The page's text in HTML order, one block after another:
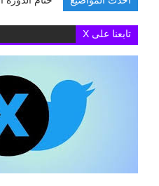
تابعنا على X